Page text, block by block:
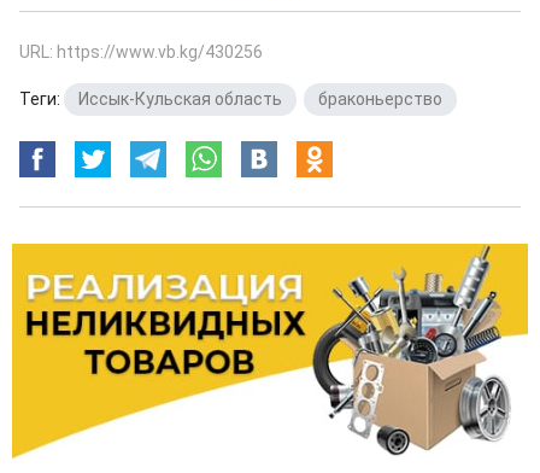
URL: https://www.vb.kg/430256
Теги: Иссык-Кульская область браконьерство